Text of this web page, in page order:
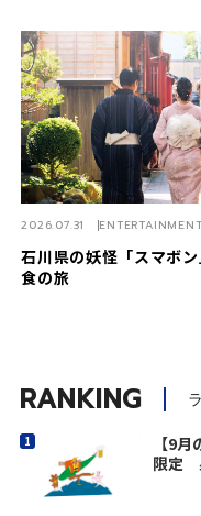
石川県の妖怪「スマボ
食の旅
2026.07.31 ENTERTAINMENT
RANKING
【9
限定